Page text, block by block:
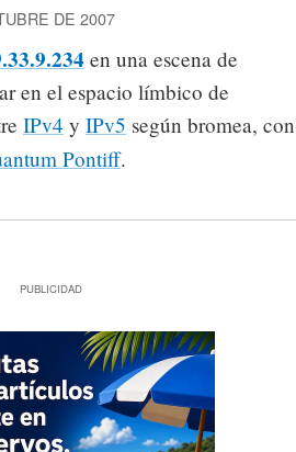
DE 2007
en una escena de
en el espacio límbico de
IPv4 y IPv5 según bromea, con
Pontiff.
PUBLICIDAD